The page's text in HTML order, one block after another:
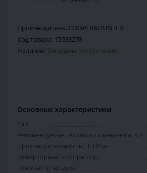
Производитель: COOPER&HUNTER
Код товара: 15933278
Наличие: Ожидаем поступления
Основные характеристики
Тип:
Рекомендуемая площадь помещения, м2:
Производительность, BTU/час:
Инверторный компрессор:
Ионизатор воздуха: